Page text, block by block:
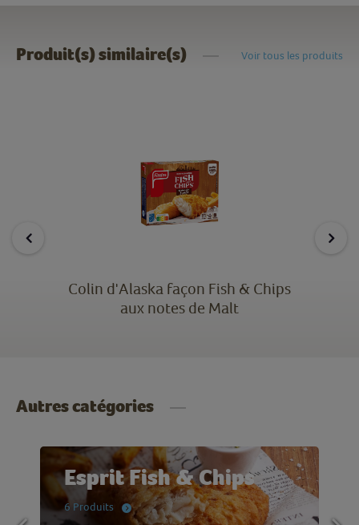
Produit(s) similaire(s) Voir tous les produits
Colin d'Alaska façon Fish & Chips
aux notes de Malt
Autres catégories
Esprit Fish & Chips
6 Produits